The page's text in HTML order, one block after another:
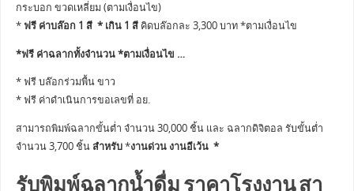
กระบอก ขวดเหลี่ยม (ตามเงื่อนไข)
*ฟรี ค่าบล๊อก 1 สี * เกิน 1 สี คิดบล๊อกละ 3,300 บาท *ตามเงื่อนไข
*ฟรี ค่าฉลากทั้งจำนวน *ตามเงื่อนไข …
* ฟรี บล๊อกร่วมพื้น ขาว
* ฟรี ค่าดำเนินการขอเลขที่ อย.
สามารถพิมพ์ฉลากขั้นต่ำ จำนวน 30,000 ชิ้น และ ฉลากดิจิตอล รับขั้นต่ำ
จำนวน 3,700 ชิ้นสำหรับ*งานด่วน งานอีเว้น *
รับพิมพ์ฉลากน้ำดื่ม ราคาโรงงาน สา